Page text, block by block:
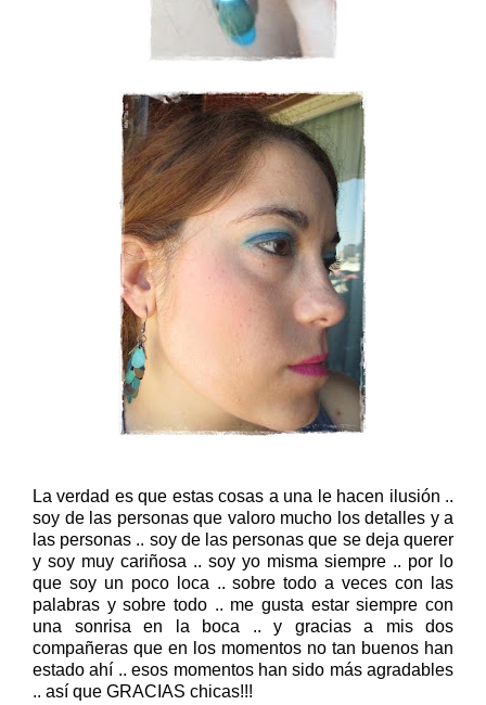
La verdad es que estas cosas a una le hacen ilusión ..
soy de las personas que valoro mucho los detalles y a
las personas .. soy de las personas que se deja querer
y soy muy cariñosa .. soy yo misma siempre .. por lo
que soy un poco loca .. sobre todo a veces con las
palabras y sobre todo .. me gusta estar siempre con
una sonrisa en la boca .. y gracias a mis dos
compañeras que en los momentos no tan buenos han
estado ahí .. esos momentos han sido más agradables
.. así que GRACIAS chicas!!!